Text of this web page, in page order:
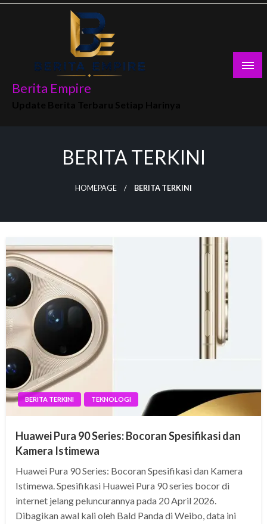
Skip
Berita Empire
BERITA TERKINI
HOMEPAGE BERITA TERKINI
BERITA TERKINI TEKNOLOGI
Huawei Pura 90 Series: Bocoran Spesifikasi dan
Kamera Istimewa
Huawei Pura 90 Series: Bocoran Spesifikasi dan Kamera
Istimewa. Spesifikasi Huawei Pura 90 series bocor di
internet jelang peluncurannya pada 20 April 2026.
Dibagikan awal kali oleh Bald Panda di Weibo, data ini